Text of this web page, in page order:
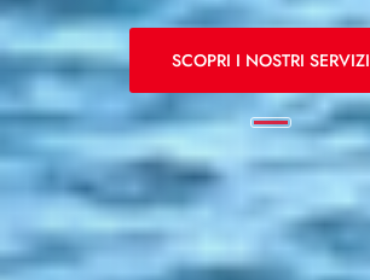
SCOPRI I NOSTRI SERVIZI